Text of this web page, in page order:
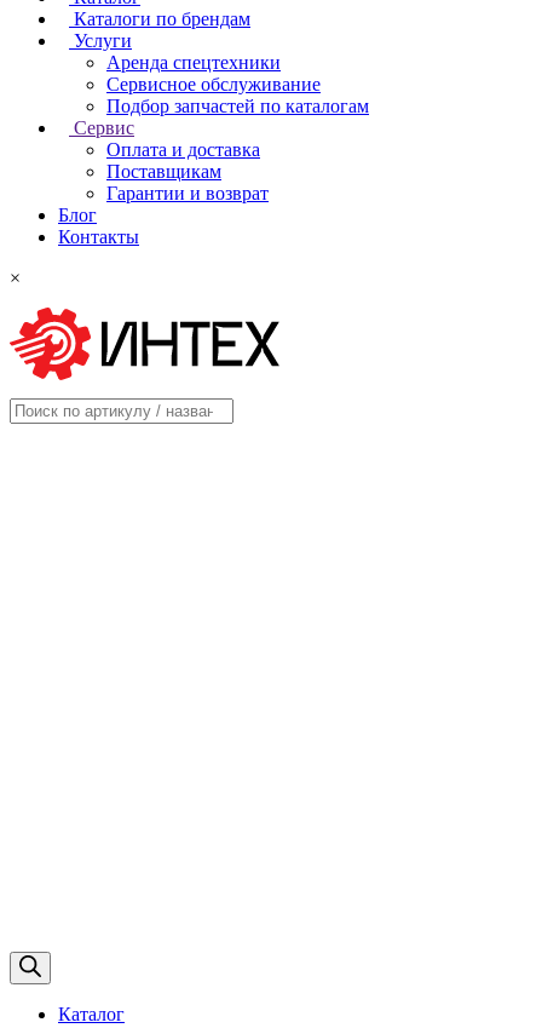
Каталоги по брендам
Услуги
Аренда спецтехники
Сервисное обслуживание
Подбор запчастей по каталогам
Сервис
Оплата и доставка
Поставщикам
Гарантии и возврат
Блог
Контакты
×
Каталог